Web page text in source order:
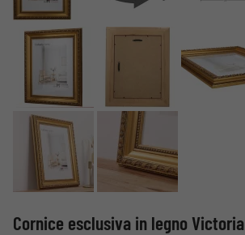
Cornice esclusiva in legno Victoria